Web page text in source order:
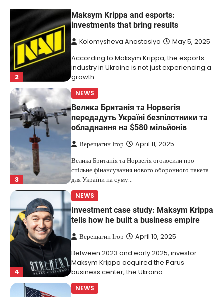
2
Maksym Krippa and esports:
investments that bring results
Kolomysheva Anastasiya May 5, 2025
According to Maksym Krippa, the esports
industry in Ukraine is not just experiencing a
growth…
3
NEWS
Велика Британія та Норвегія
передадуть Україні безпілотники та
обладнання на $580 мільйонів
Верещагин Ігор April 11, 2025
Велика Британія та Норвегія оголосили про
спільне фінансування нового оборонного пакета
для України на суму…
4
NEWS
Investment case study: Maksym Krippa
tells how he built a business empire
Верещагин Ігор April 10, 2025
Between 2023 and early 2025, investor
Maksym Krippa acquired the Parus
business center, the Ukraina…
NEWS